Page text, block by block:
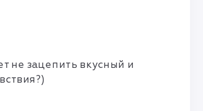
не зацепить вкусный и